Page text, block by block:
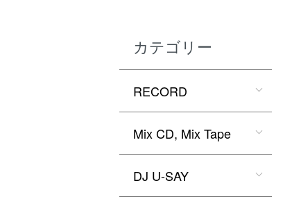
カテゴリー
RECORD
Mix CD, Mix Tape
DJ U-SAY